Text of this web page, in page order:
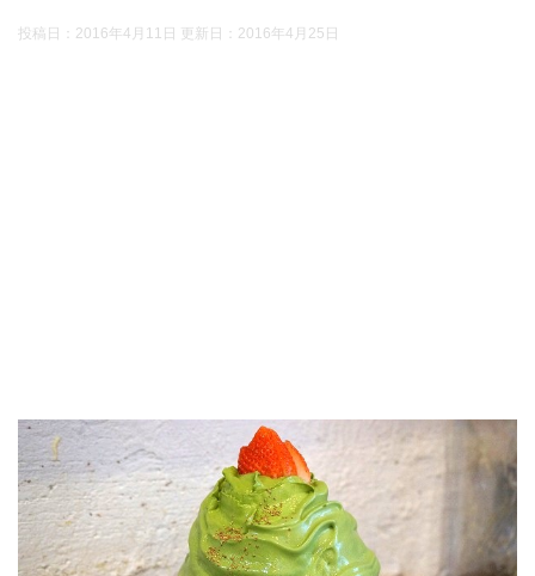
投稿日：2016年4月11日 更新日： 2016年4月25日